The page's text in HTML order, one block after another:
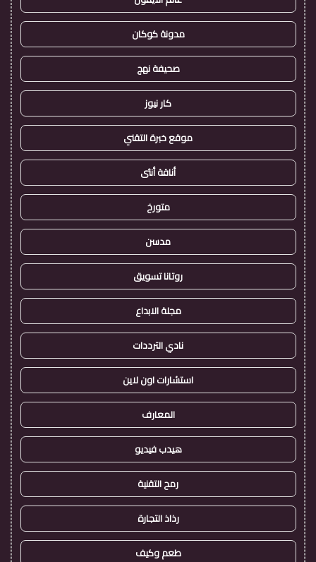
مدونة كوكان
صحيفة نهج
كار نيوز
موقع خبرة التقني
أناقة أنثى
متورخ
مدسن
روتانا تسويق
مجلة الابداع
نادي الترددات
استشارات اون لاين
المعارف
هيدب فيديو
رمح التقنية
رذاذ التجارة
طعم وكيف